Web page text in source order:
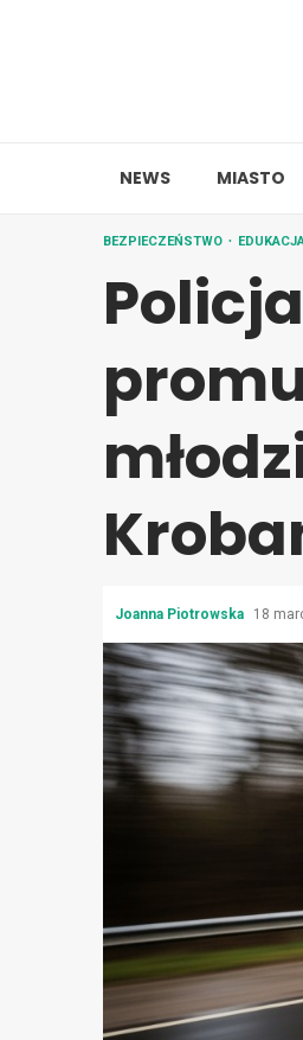
NEWS MIASTO
BEZPIECZEŃSTWO
Joanna Piotrowska 18